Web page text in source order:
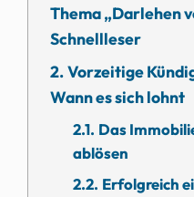
Thema „Darlehen
Schnellleser
Vorzeitige
Wann es sich lohnt
Das
ablösen
Erfolgreich